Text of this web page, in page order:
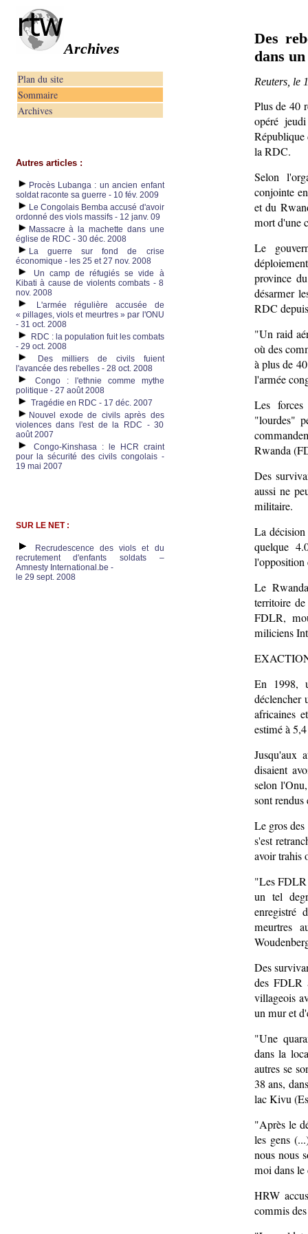
Archives
Plan du site
Sommaire
Archives
Autres articles :
Procès Lubanga : un ancien enfant
soldat raconte sa guerre - 10 fév. 2009
Le Congolais Bemba accusé d'avoir
ordonné des viols massifs - 12 janv. 09
Massacre à la machette dans une
église de RDC - 30 déc. 2008
La guerre sur fond de crise
économique - les 25 et 27 nov. 2008
Un camp de réfugiés se vide à
Kibati à cause de violents combats - 8
nov. 2008
L'armée régulière accusée de
« pillages, viols et meurtres » par l'ONU
- 31 oct. 2008
RDC : la population fuit les combats
- 29 oct. 2008
Des milliers de civils fuient
l'avancée des rebelles - 28 oct. 2008
Congo : l'ethnie comme mythe
politique - 27 août 2008
Tragédie en RDC - 17 déc. 2007
Nouvel exode de civils après des
violences dans l'est de la RDC - 30
août 2007
Congo-Kinshasa : le HCR craint
pour la sécurité des civils congolais -
19 mai 2007
SUR LE NET :
Recrudescence des viols et du
recrutement d'enfants soldats –
Amnesty International.be -
le 29 sept. 2008
Des
dans
Reuters, le
Plus de 40
opéré
République
la RDC.
Selon
conjointe
et du
mort d'une
Le
province
désarmer
RDC
"Un raid
où des
à plus de
l'armée
Les
"lourdes"
Rwanda
Des
aussi ne
militaire.
La
quelque
l'opposition
Le
territoire
FDLR,
miliciens
En 1998,
déclencher
africaines
estimé à
Jusqu'aux
disaient
selon
sont
Le gros
s'est
avoir trahis
"Les FDLR
un tel
meurtres
Des
des FDLR
villageois
un mur et
"Une
dans la
autres se
38 ans,
lac Kivu
"Après le
les gens
nous nous
moi dans
HRW
commis